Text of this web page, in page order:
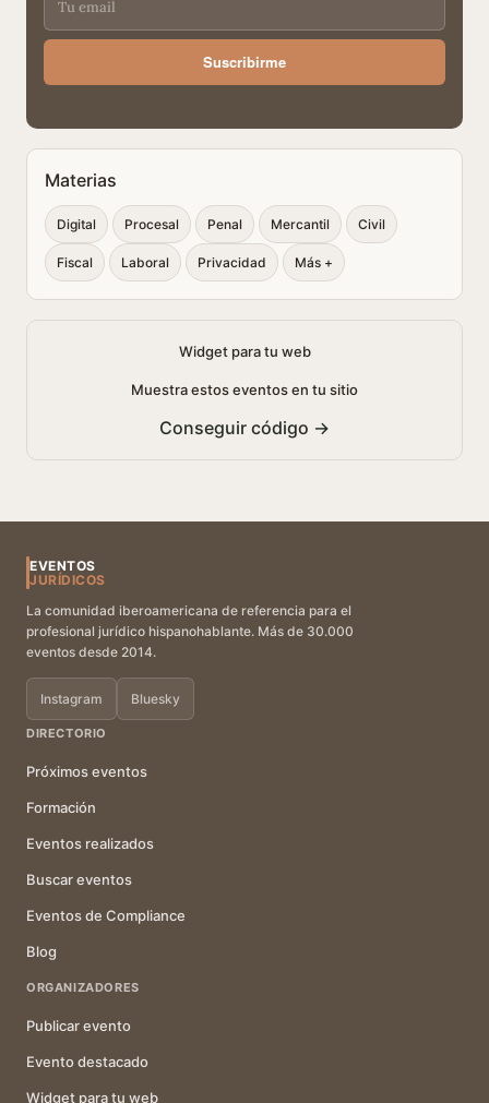
Suscribirme
Materias
Digital Procesal Penal Mercantil Civil
Fiscal Laboral Privacidad Más +
Widget para tu web
Muestra estos eventos en tu sitio
Conseguir código →
EVENTOS
JURÍDICOS
La comunidad iberoamericana de referencia para el
profesional jurídico hispanohablante. Más de 30.000
eventos desde 2014.
Instagram Bluesky
DIRECTORIO
Próximos eventos
Formación
Eventos realizados
Buscar eventos
Eventos de Compliance
Blog
ORGANIZADORES
Publicar evento
Evento destacado
Widget para tu web